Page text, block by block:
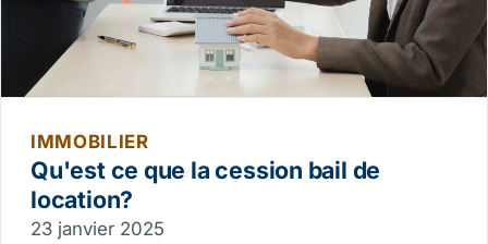
IMMOBILIER
Qu'est ce que la cession bail de
location?
23 janvier 2025